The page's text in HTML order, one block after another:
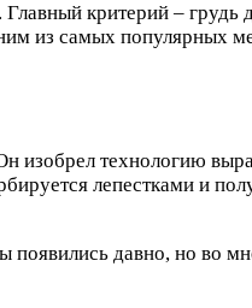
критерий –
из самых популярных
изобрел технологию
лепестками и
появились давно, но во